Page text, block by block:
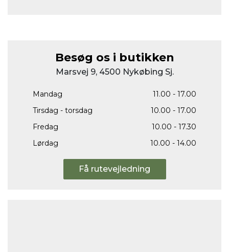
Besøg os i butikken
Marsvej 9, 4500 Nykøbing Sj.
Mandag
11.00 - 17.00
Tirsdag - torsdag
10.00 - 17.00
Fredag
10.00 - 17.30
Lørdag
10.00 - 14.00
Få rutevejledning